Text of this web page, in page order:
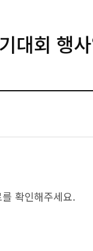
대회 행
확인해주세요.